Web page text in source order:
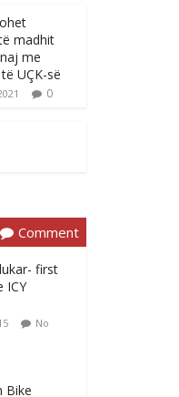
madhit
me
UÇK-së
0
Comment
first
ICY
No
Bike